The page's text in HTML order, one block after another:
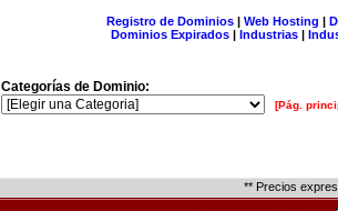
Registro de Dominios| Web Hosting |
Dominios Expirados | Industrias |
Categorías de Dominio:
[Pág.
** Precios